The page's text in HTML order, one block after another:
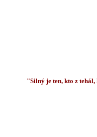
"Silný je ten, kto z